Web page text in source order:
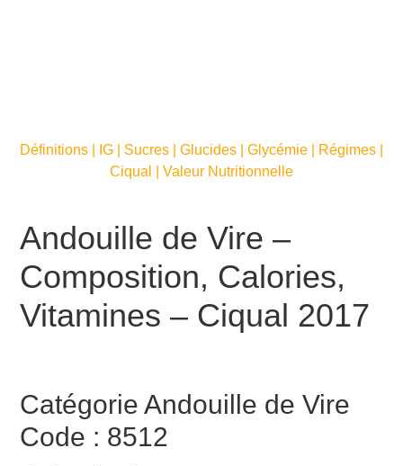
Définitions | IG | Sucres | Glucides | Glycémie | Régimes |
Ciqual | Valeur Nutritionnelle
Andouille de Vire –
Composition, Calories,
Vitamines – Ciqual 2017
Catégorie Andouille de Vire
Code : 8512